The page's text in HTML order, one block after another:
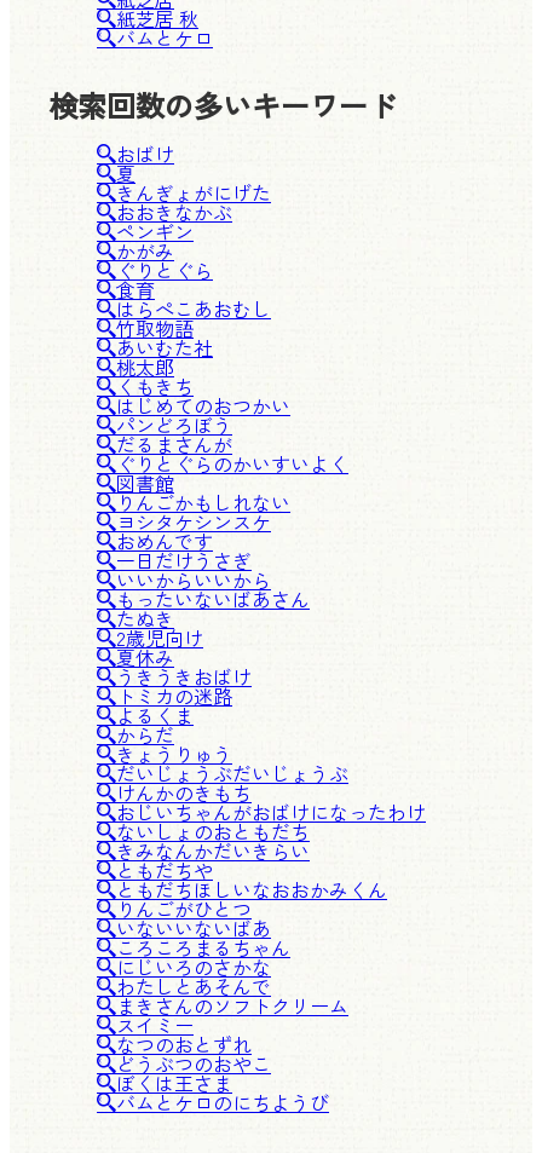
紙芝居 秋
バムとケロ
検索回数の多いキーワード
おばけ
夏
きんぎょがにげた
おおきなかぶ
ペンギン
かがみ
ぐりとぐら
食育
はらぺこあおむし
竹取物語
あいむた社
桃太郎
くもきち
はじめてのおつかい
パンどろぼう
だるまさんが
ぐりとぐらのかいすいよく
図書館
りんごかもしれない
ヨシタケシンスケ
おめんです
一日だけうさぎ
いいからいいから
もったいないばあさん
たぬき
2歳児向け
夏休み
うきうきおばけ
トミカの迷路
よるくま
からだ
きょうりゅう
だいじょうぶだいじょうぶ
けんかのきもち
おじいちゃんがおばけになったわけ
ないしょのおともだち
きみなんかだいきらい
ともだちや
ともだちほしいなおおかみくん
りんごがひとつ
いないいないばあ
ころころまるちゃん
にじいろのさかな
わたしとあそんで
まきさんのソフトクリーム
スイミー
なつのおとずれ
どうぶつのおやこ
ぼくは王さま
バムとケロのにちようび